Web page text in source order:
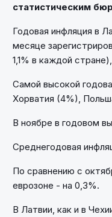
статистическим
Годовая инфляция в
месяце
1,1% в каждой
Самой высокой
Хорватия (4%),
В ноябре в годовом
Среднегодовая
По сравнению с
еврозоне - на 0,3%.
В Латвии, как и в